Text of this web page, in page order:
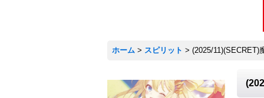
ホーム > スピリット > (2025/11)(SECRET)